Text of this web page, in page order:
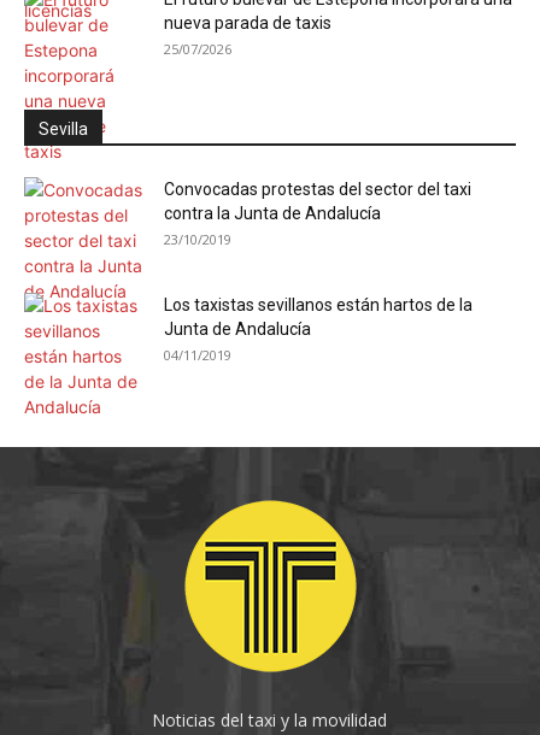
nueva parada de taxis
25/07/2026
Sevilla
Convocadas protestas del sector del taxi
contra la Junta de Andalucía
23/10/2019
Los taxistas sevillanos están hartos de la
Junta de Andalucía
04/11/2019
Noticias del taxi y la movilidad